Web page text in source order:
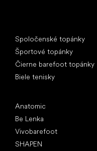
Spoločenské topánky
Športové topánky
Čierne barefoot topánky
Biele tenisky
Anatomic
Be Lenka
Vivobarefoot
SHAPEN